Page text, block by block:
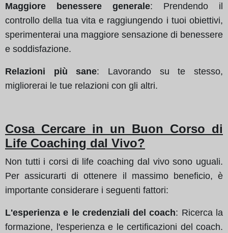
Maggiore benessere generale: Prendendo il
controllo della tua vita e raggiungendo i tuoi obiettivi,
sperimenterai una maggiore sensazione di benessere
e soddisfazione.
Relazioni più sane: Lavorando su te stesso,
migliorerai le tue relazioni con gli altri.
Cosa Cercare in un Buon Corso di
Life Coaching dal Vivo?
Non tutti i corsi di life coaching dal vivo sono uguali.
Per assicurarti di ottenere il massimo beneficio, è
importante considerare i seguenti fattori:
L'esperienza e le credenziali del coach: Ricerca la
formazione, l'esperienza e le certificazioni del coach.